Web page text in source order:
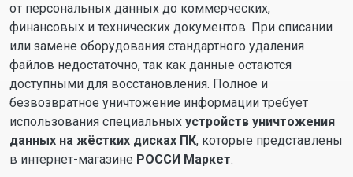
от персональных данных до коммерческих,
финансовых и технических документов. При списании
или замене оборудования стандартного удаления
файлов недостаточно, так как данные остаются
доступными для восстановления. Полное и
безвозвратное уничтожение информации требует
использования специальных устройств уничтожения
данных на жёстких дисках ПК, которые представлены
в интернет-магазине РОССИ Маркет.